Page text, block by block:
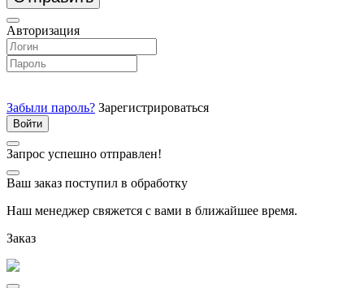
Авторизация
Забыли пароль? Зарегистрироваться
Запрос успешно отправлен!
Ваш заказ поступил в обработку
Наш менеджер свяжется с вами в ближайшее время.
Заказ